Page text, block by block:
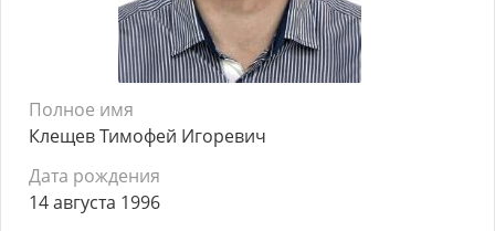
Полное имя
Клещев Тимофей Игоревич
Дата рождения
14 августа 1996